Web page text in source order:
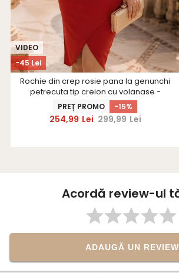
-45 Lei
VIDEO
Rochie din crep rosie pana la genunchi
petrecuta tip creion cu volanase -
StarShinerS
PREȚ PROMO -15%
254,99 Lei 299,99 Lei
Acordă review-ul
ADAUGĂ UN REVIEW